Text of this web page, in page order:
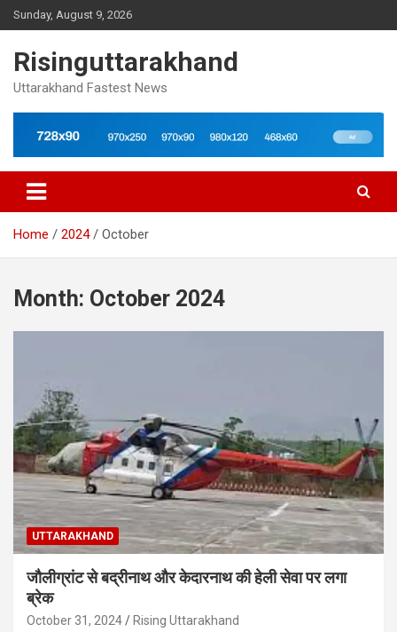
Skip
to
Sunday, August 9, 2026
Risinguttarakhand
Uttarakhand Fastest News
Home 2024 October
Month: October 2024
UTTARAKHAND
जौलीग्रांट से बद्रीनाथ और केदारनाथ की हेली सेवा पर लगा
ब्रेक
October 31, 2024 Rising Uttarakhand